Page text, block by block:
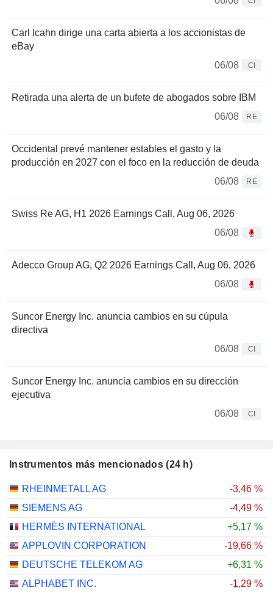
Carl Icahn dirige una carta abierta a los accionistas de
eBay
06/08
CI
Retirada una alerta de un bufete de abogados sobre IBM
06/08
RE
Occidental prevé mantener estables el gasto y la
producción en 2027 con el foco en la reducción de deuda
06/08
RE
Swiss Re AG, H1 2026 Earnings Call, Aug 06, 2026
06/08
Adecco Group AG, Q2 2026 Earnings Call, Aug 06, 2026
06/08
Suncor Energy Inc. anuncia cambios en su cúpula
directiva
06/08
CI
Suncor Energy Inc. anuncia cambios en su dirección
ejecutiva
06/08
CI
Instrumentos más mencionados (24 h)
RHEINMETALL AG
-3,46 %
SIEMENS AG
-4,49 %
HERMÈS INTERNATIONAL
+5,17 %
APPLOVIN CORPORATION
-19,66 %
DEUTSCHE TELEKOM AG
+6,31 %
ALPHABET INC.
-1,29 %